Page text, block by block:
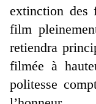
extinction des
film
retiendra
filmée à
politesse